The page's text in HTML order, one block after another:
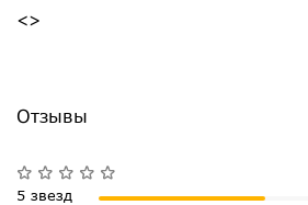
<>
Отзывы
5 звезд